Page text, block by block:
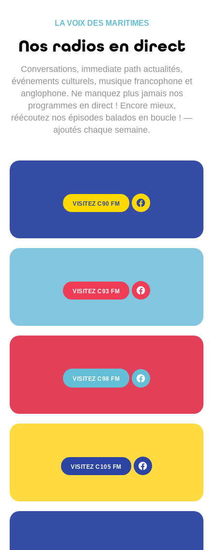
LA VOIX DES MARITIMES
Nos radios en direct
Conversations, immediate path actualités,
événements culturels, musique francophone et
anglophone. Ne manquez plus jamais nos
programmes en direct ! Encore mieux,
réécoutez nos épisodes balados en boucle ! —
ajoutés chaque semaine.
VISITEZ C90 FM
VISITEZ C93 FM
VISITEZ C98 FM
VISITEZ C105 FM